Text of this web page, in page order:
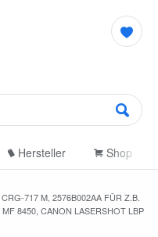
Hersteller Shop
717 M, 2576B002AA FÜR Z.B.
8450, CANON LASERSHOT LBP